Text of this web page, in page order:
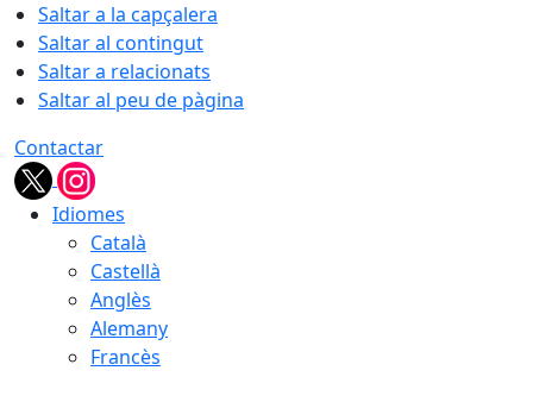
Saltar a la capçalera
Saltar al contingut
Saltar a relacionats
Saltar al peu de pàgina
Contactar
Idiomes
Català
Castellà
Anglès
Alemany
Francès